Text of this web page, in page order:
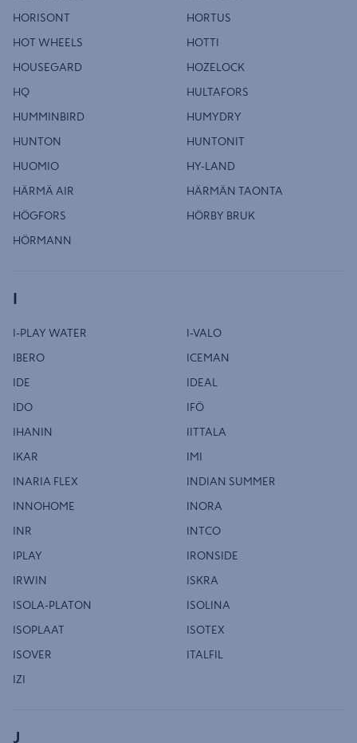
HORISONT HORTUS
HOT WHEELS HOTTI
HOUSEGARD HOZELOCK
HQ HULTAFORS
HUMMINBIRD HUMYDRY
HUNTON HUNTONIT
HUOMIO HY-LAND
HÄRMÄ AIR HÄRMÄN TAONTA
HÖGFORS HÖRBY BRUK
HÖRMANN
I-PLAY WATER I-VALO
IBERO ICEMAN
IDE IDEAL
IDO IFÖ
IHANIN IITTALA
IKAR IMI
INARIA FLEX INDIAN SUMMER
INNOHOME INORA
INR INTCO
IPLAY IRONSIDE
IRWIN ISKRA
ISOLA-PLATON ISOLINA
ISOPLAAT ISOTEX
ISOVER ITALFIL
IZI
J